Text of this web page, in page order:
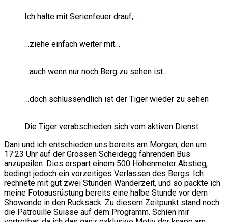
Ich halte mit Serienfeuer drauf,…
…ziehe einfach weiter mit…
…auch wenn nur noch Berg zu sehen ist…
…doch schlussendlich ist der Tiger wieder zu sehen
Die Tiger verabschieden sich vom aktiven Dienst
Dani und ich entschieden uns bereits am Morgen, den um
17:23 Uhr auf der Grossen Scheidegg fahrenden Bus
anzupeilen. Dies erspart einem 500 Höhenmeter Abstieg,
bedingt jedoch ein vorzeitiges Verlassen des Bergs. Ich
rechnete mit gut zwei Stunden Wanderzeit, und so packte ich
meine Fotoausrüstung bereits eine halbe Stunde vor dem
Showende in den Rucksack. Zu diesem Zeitpunkt stand noch
die Patrouille Suisse auf dem Programm. Schien mir